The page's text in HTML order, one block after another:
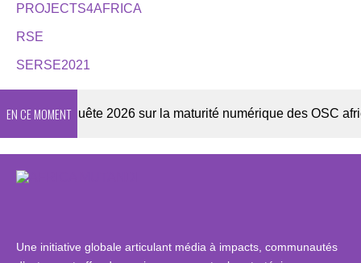
PROJECTS4AFRICA
RSE
SERSE2021
EN CE MOMENT
Enquête 2026 sur la maturité numérique des OSC
Une initiative globale articulant média à impacts, communautés